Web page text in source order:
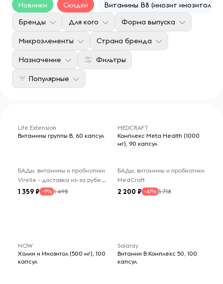
Новинки Скидки Витамины B8 (инозит инозитолы)
Фильтры
Бренды Для кого Форма выпуска
Микроэлементы Страна бренда
Назначение
Популярные
Life Extension
Витамины группы B, 60 капсул
БАДы, витамины и пробиотики
Virelle - доставка из-за рубежа
1 359 -9% 1 495
MEDCRAFT
Комплекс Meta Health (1000
мг), 90 капсул
БАДы, витамины и пробиотики
MedCraft
2 200 -41% 3 718
NOW
Холин и Инозитол (500 мг), 100
капсул
Solaray
Витамин В Комплекс 50, 100
капсул